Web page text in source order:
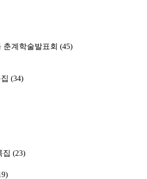
춘계학술발표회 (45)
(34)
집 (23)